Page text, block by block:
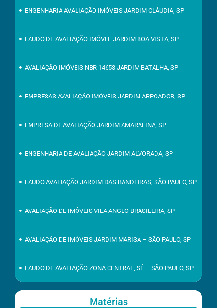
ENGENHARIA AVALIAÇÃO IMÓVEIS JARDIM CLÁUDIA, SP
LAUDO DE AVALIAÇÃO IMÓVEL JARDIM BOA VISTA, SP
AVALIAÇÃO IMÓVEIS NBR 14653 JARDIM BATALHA, SP
EMPRESAS AVALIAÇÃO IMÓVEIS JARDIM ARPOADOR, SP
EMPRESA DE AVALIAÇÃO JARDIM AMARALINA, SP
ENGENHARIA DE AVALIAÇÃO JARDIM ALVORADA, SP
LAUDO AVALIAÇÃO JARDIM DAS BANDEIRAS, SÃO PAULO, SP
AVALIAÇÃO DE IMÓVEIS VILA ANGLO BRASILEIRA, SP
AVALIAÇÃO DE IMÓVEIS JARDIM MARISA – SÃO PAULO, SP
LAUDO DE AVALIAÇÃO ZONA CENTRAL, SÉ – SÃO PAULO, SP
Matérias